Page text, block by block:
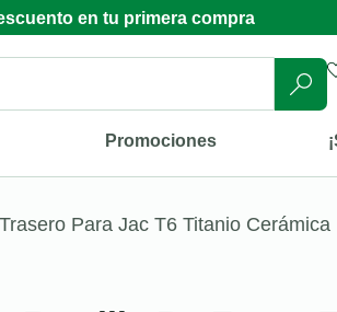
en tu primera compra
Promociones
Para Jac T6 Titanio Cerámica